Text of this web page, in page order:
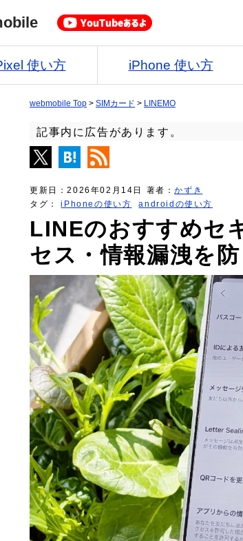
使い方 iPhone 使い方
webmobile Top > SIMカード > LINEMO
記事内に広告があります。
更新日：2026年02月14日 著者：かずき
タグ：iPhoneの使い方 androidの使い方
LINEのおすすめセ
セス・情報漏洩を